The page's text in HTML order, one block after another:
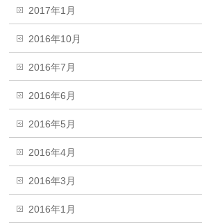
2017年1月
2016年10月
2016年7月
2016年6月
2016年5月
2016年4月
2016年3月
2016年1月